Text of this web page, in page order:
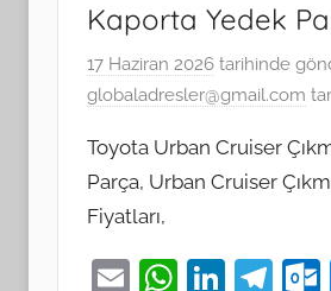
Kaporta Yedek
17 Haziran 2026 tarihinde
globaladresler@gmail.com
Toyota Urban Cruiser
Parça, Urban Cruiser
Fiyatları,
E
W Li T